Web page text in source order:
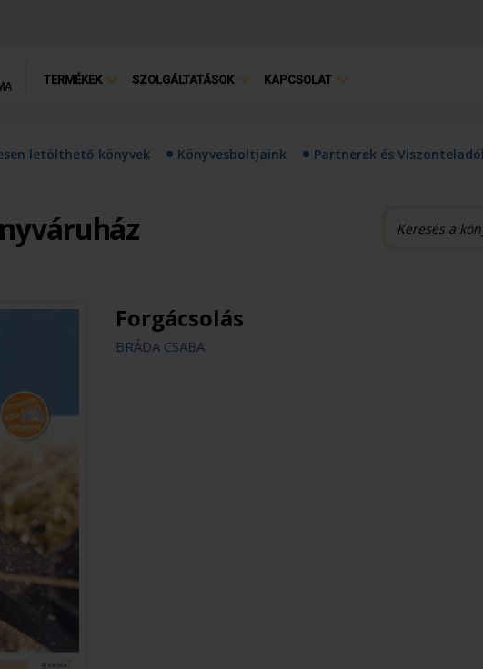
TERMÉKEK SZOLGÁLTATÁSOK KAPCSOLAT
letölthető könyvek Könyvesboltjaink Partnerek és
Forgácsolás
BRÁDA CSABA